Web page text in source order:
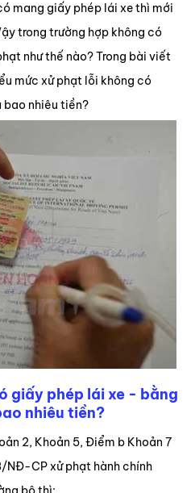
mang giấy phép lái xe thì mới
trong trường hợp không có
như thế nào? Trong bài viết
mức xử phạt lỗi không có
nhiêu tiền?
giấy phép lái xe - bằng
nhiêu tiền?
2, Khoản 5, Điểm b Khoản 7
NĐ-CP xử phạt hành chính